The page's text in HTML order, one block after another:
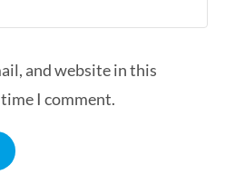
and website in this
I comment.